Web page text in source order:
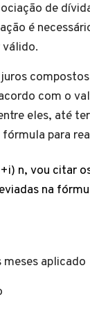
de
é
válido.
com o
eles, até
fórmula para
n, vou citar
na
aplicado